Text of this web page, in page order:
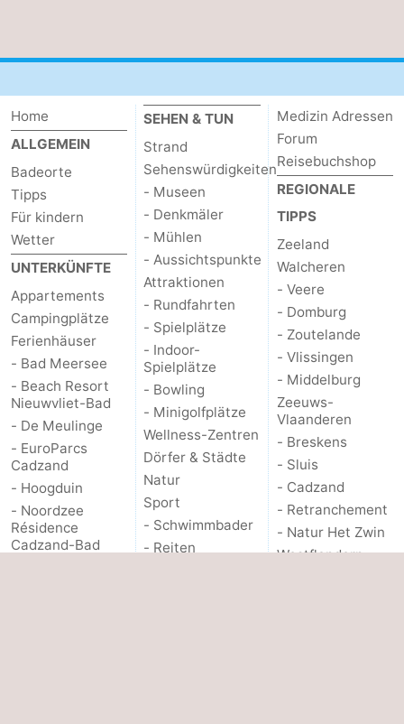
Home
ALLGEMEIN
Badeorte
Tipps
Für kindern
Wetter
UNTERKÜNFTE
Appartements
Campingplätze
Ferienhäuser
- Bad Meersee
- Beach Resort
Nieuwvliet-Bad
- De Meulinge
- EuroParcs
Cadzand
- Hoogduin
- Noordzee
Résidence
Cadzand-Bad
SEHEN & TUN
Strand
Sehenswürdigkeiten
- Museen
- Denkmäler
- Mühlen
- Aussichtspunkte
Attraktionen
- Rundfahrten
- Spielplätze
- Indoor-
Spielplätze
- Bowling
- Minigolfplätze
Wellness-Zentren
Dörfer & Städte
Natur
Sport
- Schwimmbader
- Reiten
Medizin Adressen
Forum
Reisebuchshop
REGIONALE
TIPPS
Zeeland
Walcheren
- Veere
- Domburg
- Zoutelande
- Vlissingen
- Middelburg
Zeeuws-
Vlaanderen
- Breskens
- Sluis
- Cadzand
- Retranchement
- Natur Het Zwin
Westflandern